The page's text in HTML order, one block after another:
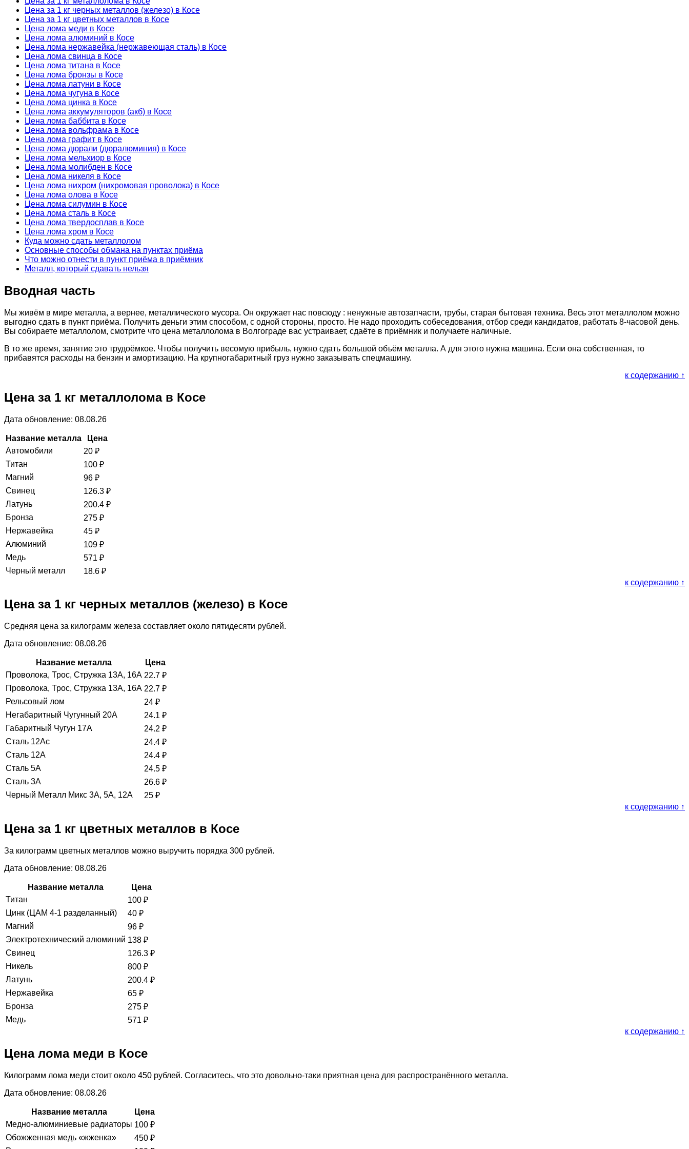
Цена за 1 кг черных металлов (железо) в Косе
Цена за 1 кг цветных металлов в Косе
Цена лома меди в Косе
Цена лома алюминий в Косе
Цена лома нержавейка (нержавеющая сталь) в Косе
Цена лома свинца в Косе
Цена лома титана в Косе
Цена лома бронзы в Косе
Цена лома латуни в Косе
Цена лома чугуна в Косе
Цена лома цинка в Косе
Цена лома аккумуляторов (акб) в Косе
Цена лома баббита в Косе
Цена лома вольфрама в Косе
Цена лома графит в Косе
Цена лома дюрали (дюралюминия) в Косе
Цена лома мельхиор в Косе
Цена лома молибден в Косе
Цена лома никеля в Косе
Цена лома нихром (нихромовая проволока) в Косе
Цена лома олова в Косе
Цена лома силумин в Косе
Цена лома сталь в Косе
Цена лома твердосплав в Косе
Цена лома хром в Косе
Куда можно сдать металлолом
Основные способы обмана на пунктах приёма
Что можно отнести в пункт приёма в приёмник
Металл, который сдавать нельзя
Вводная часть
Мы живём в мире металла, а вернее, металлического мусора. Он окружает нас повсюду : ненужные автозапчасти, трубы, старая бытовая техника. Весь этот металлолом можно
выгодно сдать в пункт приёма. Получить деньги этим способом, с одной стороны, просто. Не надо проходить собеседования, отбор среди кандидатов, работать 8-часовой день.
Вы собираете металлолом, смотрите что цена металлолома в Волгограде вас устраивает, сдаёте в приёмник и получаете наличные.
В то же время, занятие это трудоёмкое. Чтобы получить весомую прибыль, нужно сдать большой объём металла. А для этого нужна машина. Если она собственная, то
прибавятся расходы на бензин и амортизацию. На крупногабаритный груз нужно заказывать спецмашину.
к содержанию ↑
Цена за 1 кг металлолома в Косе
Дата обновление: 08.08.26
Название металла
Цена
Автомобили
20 ₽
Титан
100 ₽
Магний
96 ₽
Свинец
126.3 ₽
Латунь
200.4 ₽
Бронза
275 ₽
Нержавейка
45 ₽
Алюминий
109 ₽
Медь
571 ₽
Черный металл
18.6 ₽
к содержанию ↑
Цена за 1 кг черных металлов (железо) в Косе
Средняя цена за килограмм железа составляет около пятидесяти рублей.
Дата обновление: 08.08.26
Название металла
Цена
Проволока, Трос, Стружка 13А, 16А 22.7 ₽
Проволока, Трос, Стружка 13А, 16А 22.7 ₽
Рельсовый лом
24 ₽
Негабаритный Чугунный 20А
24.1 ₽
Габаритный Чугун 17А
24.2 ₽
Сталь 12Ас
24.4 ₽
Сталь 12А
24.4 ₽
Сталь 5А
24.5 ₽
Сталь 3А
26.6 ₽
Черный Металл Микс 3А, 5А, 12А
25 ₽
к содержанию ↑
Цена за 1 кг цветных металлов в Косе
За килограмм цветных металлов можно выручить порядка 300 рублей.
Дата обновление: 08.08.26
Название металла
Цена
Титан
100 ₽
Цинк (ЦАМ 4-1 разделанный)
40 ₽
Магний
96 ₽
Электротехнический алюминий 138 ₽
Свинец
126.3 ₽
Никель
800 ₽
Латунь
200.4 ₽
Нержавейка
65 ₽
Бронза
275 ₽
Медь
571 ₽
к содержанию ↑
Цена лома меди в Косе
Килограмм лома меди стоит около 450 рублей. Согласитесь, что это довольно-таки приятная цена для распространённого металла.
Дата обновление: 08.08.26
Название металла
Цена
Медно-алюминиевые радиаторы 100 ₽
Обожженная медь «жженка»
450 ₽